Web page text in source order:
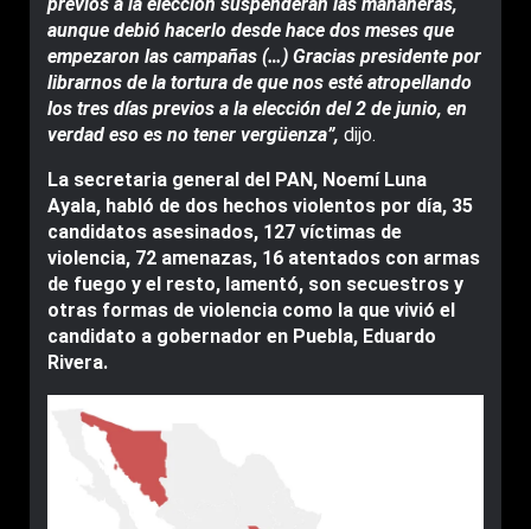
aunque debió hacerlo desde hace dos meses que
empezaron las campañas (…) Gracias presidente por
librarnos de la tortura de que nos esté atropellando
los tres días previos a la elección del 2 de junio, en
verdad eso es no tener vergüenza”, dijo.
La secretaria general del PAN, Noemí Luna
Ayala, habló de dos hechos violentos por día, 35
candidatos asesinados, 127 víctimas de
violencia, 72 amenazas, 16 atentados con armas
de fuego y el resto, lamentó, son secuestros y
otras formas de violencia como la que vivió el
candidato a gobernador en Puebla, Eduardo
Rivera.